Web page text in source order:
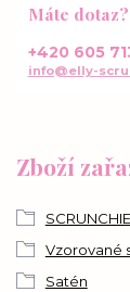
Zboží
Vzorované
Satén
Máte dotaz?
+420 605
info@elly-